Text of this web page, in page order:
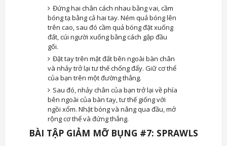
Đứng hai chân cách nhau bằng vai, cầm
bóng tạ bằng cả hai tay. Ném quả bóng lên
trên cao, sau đó cầm quả bóng đặt xuống
đất, cúi người xuống bằng cách gập đầu
gối.
Đặt tay trên mặt đất bên ngoài bàn chân
và nhảy trở lại tư thế chống đẩy. Giữ cơ thể
của bạn trên một đường thẳng.
Sau đó, nhảy chân của bạn trở lại về phía
bên ngoài của bàn tay, tư thế giống với
ngồi xổm. Nhặt bóng và nâng qua đầu, mở
rộng cơ thể và đứng thẳng.
BÀI TẬP GIẢM MỠ BỤNG #7: SPRAWLS